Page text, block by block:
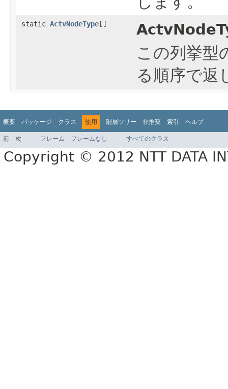
static ActvNodeType[]
この列挙型
る順序で返
概要 パッケージ クラス 使用 階層ツリー 非推奨 索引 ヘルプ
前 次 フレーム フレームなし すべてのクラス
Copyright © 2012 NTT DATA